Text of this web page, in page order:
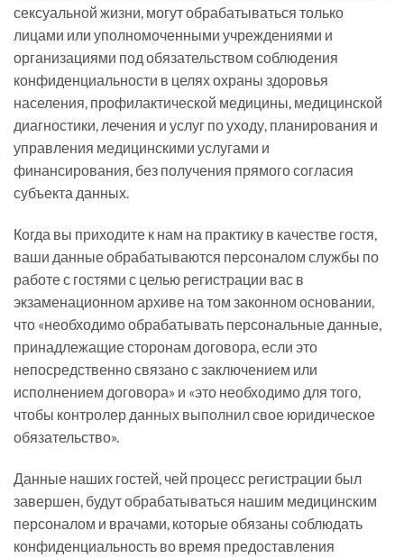
сексуальной жизни, могут обрабатываться только
лицами или уполномоченными учреждениями и
организациями под обязательством соблюдения
конфиденциальности в целях охраны здоровья
населения, профилактической медицины, медицинской
диагностики, лечения и услуг по уходу, планирования и
управления медицинскими услугами и
финансирования, без получения прямого согласия
субъекта данных.
Когда вы приходите к нам на практику в качестве гостя,
ваши данные обрабатываются персоналом службы по
работе с гостями с целью регистрации вас в
экзаменационном архиве на том законном основании,
что «необходимо обрабатывать персональные данные,
принадлежащие сторонам договора, если это
непосредственно связано с заключением или
исполнением договора» и «это необходимо для того,
чтобы контролер данных выполнил свое юридическое
обязательство».
Данные наших гостей, чей процесс регистрации был
завершен, будут обрабатываться нашим медицинским
персоналом и врачами, которые обязаны соблюдать
конфиденциальность во время предоставления